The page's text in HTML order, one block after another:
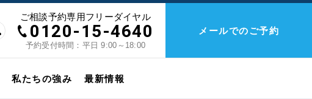
ご相談予約専用フリーダイヤル
0120-15-4640
予約受付時間：平日 9:00～18:00
メールでのご予約
私たちの強み 最新情報